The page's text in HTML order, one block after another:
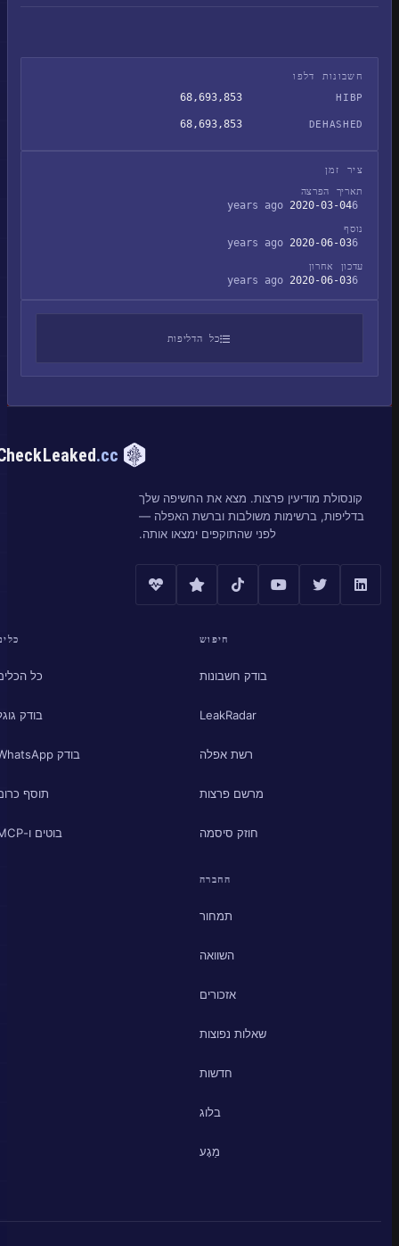
חשבונות דלפו
HIBP
68,693,853
DEHASHED
68,693,853
ציר זמן
תאריך הפרצה
2020-03-04
נוסף
2020-06-03
עדכון אחרון
2020-06-03
כל הדליפות
CheckLeaked.cc
קונסולת מודיעין פרצות. מצא את החשיפה שלך
בדליפות, ברשימות משולבות וברשת האפלה —
לפני שהתוקפים ימצאו אותה.
חיפוש
בודק חשבונות
LeakRadar
רשת אפלה
מרשם פרצות
חוזק סיסמה
כלים
כל הכלים
בודק גוגל
בודק WhatsApp
תוסף כרום
בוטים ו-MCP
החברה
תמחור
השוואה
אזכורים
שאלות נפוצות
חדשות
בלוג
מַגָע